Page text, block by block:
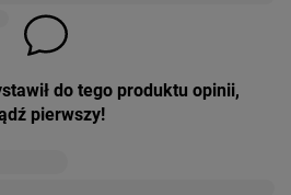
do tego produktu opinii,
pierwszy!